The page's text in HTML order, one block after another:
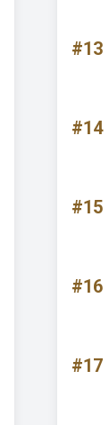
#13
#14
#15
#16
#17